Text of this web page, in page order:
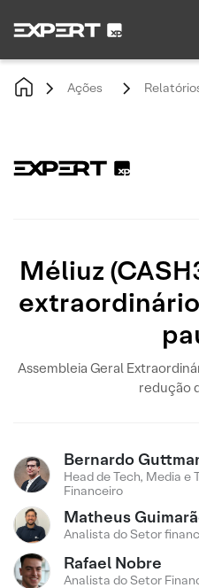
Ações
Méliuz
Assembleia Geral
redução
Bernardo
Head de Tech, Media e
Financeiro
Matheus
Analista do Setor
Rafael Nobre
Analista do Setor